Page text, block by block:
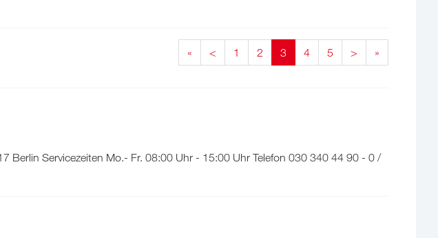
« < 1 2 3 4 5 > »
Berlin Servicezeiten Mo.- Fr. 08:00 Uhr - 15:00 Uhr Telefon 030 340 44 90 - 0 /